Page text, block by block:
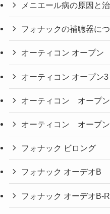
メニエール病の原因と
フォナックの補聴器に
オーティコン オープン
オーティコン オープン
オーティコン オープ
オーティコン オープ
フォナック ビロング
フォナック オーデオB
フォナック オーデオB-R